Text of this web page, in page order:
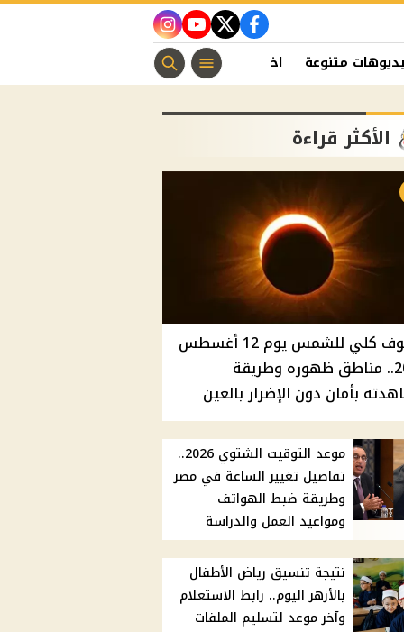
facebook
twitter
youtube
instagram
متنوعة اخبار الفن منوعات مسيحية
الأكثر قراءة
كسوف كلي للشمس يوم 12 أغسطس
2026.. مناطق ظهوره وطريقة
بأمان دون الإضرار بالعين
موعد التوقيت الشتوي 2026..
تفاصيل تغيير الساعة في مصر
وطريقة ضبط الهواتف
ومواعيد العمل والدراسة
نتيجة تنسيق رياض الأطفال
بالأزهر اليوم.. رابط الاستعلام
وآخر موعد لتسليم الملفات